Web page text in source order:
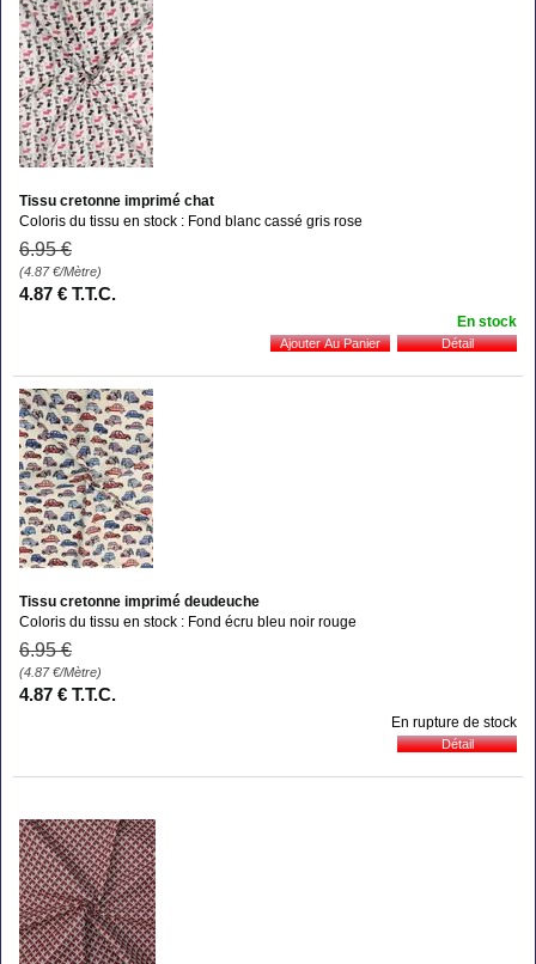
Tissu cretonne imprimé chat
Coloris du tissu en stock : Fond blanc cassé gris rose
6.95 €
(4.87€/Mètre)
4.87 € T.T.C.
En stock
Tissu cretonne imprimé deudeuche
Coloris du tissu en stock : Fond écru bleu noir rouge
6.95 €
(4.87€/Mètre)
4.87 € T.T.C.
En rupture de stock